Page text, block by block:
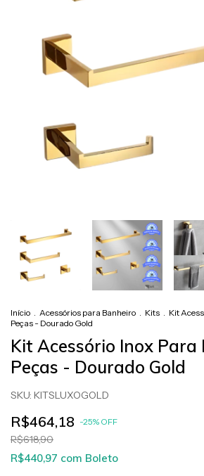
Início Acessórios para Banheiro Kits
Kit
Peças - Dourado Gold
Kit Acessório Inox Para
Peças - Dourado Gold
SKU: KITSLUXOGOLD
R$464,18 -25% OFF
R$618,90
R$440,97 com Boleto